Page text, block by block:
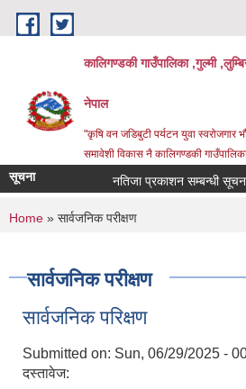
Skip to main content
कालिगण्डकी गाउँपालिका ,गुल्मी
नेपाल
"कृषि वन जडिबुटी पर्यटन युवा स्वरोजगार
समावेशी विकास नै कालिगण्डकी
सूचना नतिजा प्रकाशन सम्बन्धी सूचना
You are here
Home » सार्वजनिक परीक्षण
सार्वजनिक परीक्षण
सार्वजनिक परिक्षण
Submitted on: Sun, 06/29/2025 -
दस्तावेज: